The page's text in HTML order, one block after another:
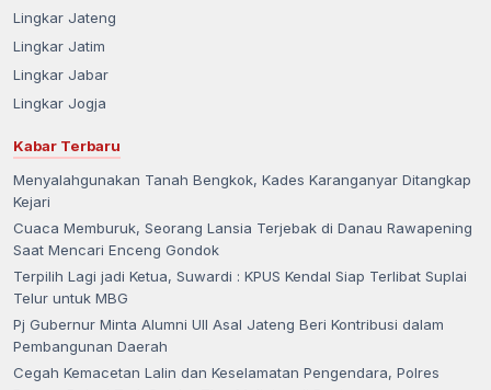
Lingkar Jateng
Lingkar Jatim
Lingkar Jabar
Lingkar Jogja
Kabar Terbaru
Menyalahgunakan Tanah Bengkok, Kades Karanganyar Ditangkap
Kejari
Cuaca Memburuk, Seorang Lansia Terjebak di Danau Rawapening
Saat Mencari Enceng Gondok
Terpilih Lagi jadi Ketua, Suwardi : KPUS Kendal Siap Terlibat Suplai
Telur untuk MBG
Pj Gubernur Minta Alumni UII Asal Jateng Beri Kontribusi dalam
Pembangunan Daerah
Cegah Kemacetan Lalin dan Keselamatan Pengendara, Polres